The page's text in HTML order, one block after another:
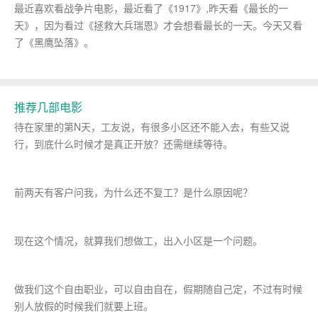
最近喜欢看战争片电影，最近看了《1917》,昨天看《最长的一
天》，因为看过《拯救大兵瑞恩》才会想看最长的一天。今天又看
了《黑鹰坠落》。
推荐几部电影
待在家里的第N天，工友说，有很多小区还不能入去，有些又说
行，到底什么时候才是真正开放？还需继续等待。
前两天有客户问我，为什么还不复工？是什么原因呢？
现在这个情况，就算我们想做工，出入小区是一个问题。
做我们这个自由职业，可以自由自在，假期随自己定，不过有时候
别人放假的时候我们就要上班。